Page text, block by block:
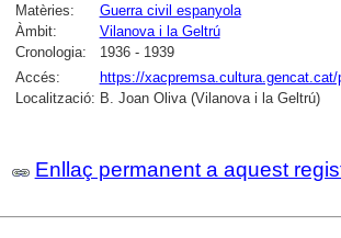
Matèries:
Guerra civil espanyola
Àmbit:
Vilanova i la Geltrú
Cronologia:
1936 - 1939
Accés:
https://
Localització: B. Joan Oliva (Vilanova i la Geltrú)
Enllaç permanent a aquest